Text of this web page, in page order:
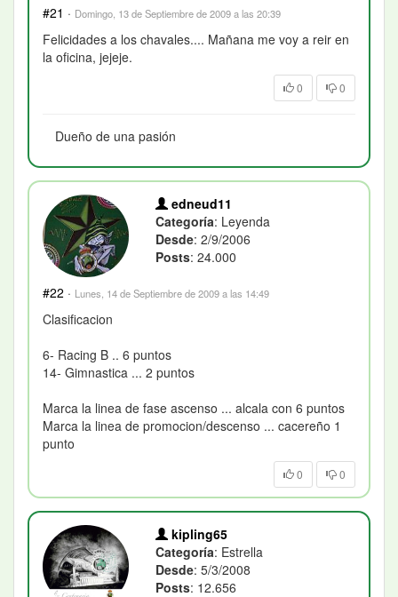
#21 · Domingo, 13 de Septiembre de 2009 a las 20:39
Felicidades a los chavales.... Mañana me voy a reir en
la oficina, jejeje.
0 0
Dueño de una pasión
edneud11
Categoría: Leyenda
Desde: 2/9/2006
Posts: 24.000
#22 · Lunes, 14 de Septiembre de 2009 a las 14:49
Clasificacion
6- Racing B .. 6 puntos
14- Gimnastica ... 2 puntos
Marca la linea de fase ascenso ... alcala con 6 puntos
Marca la linea de promocion/descenso ... cacereño 1
punto
0 0
kipling65
Categoría: Estrella
Desde: 5/3/2008
Posts: 12.656